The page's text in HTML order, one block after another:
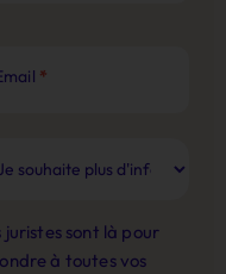
*
juristes sont là pour
à toutes vos